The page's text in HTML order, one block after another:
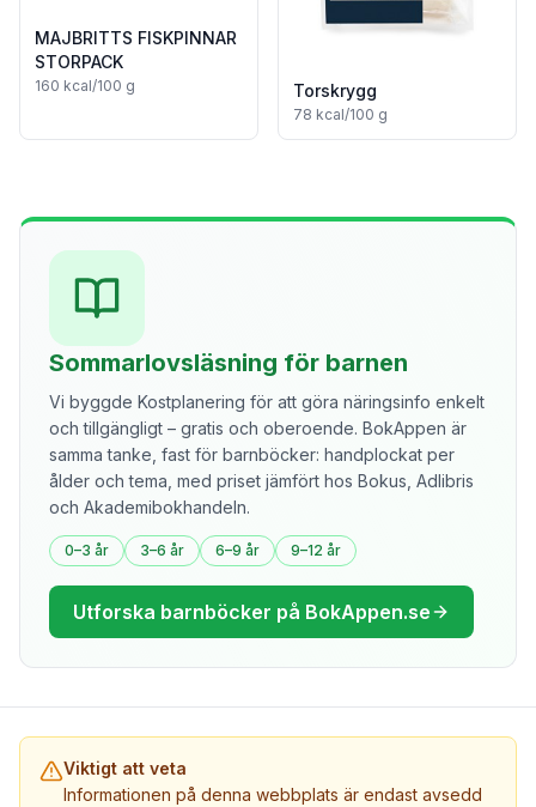
MAJBRITTS FISKPINNAR
STORPACK
160 kcal/100 g Torskrygg
78 kcal/100 g
Sommarlovsläsning för barnen
Vi byggde Kostplanering för att göra näringsinfo enkelt
och tillgängligt – gratis och oberoende. BokAppen är
samma tanke, fast för barnböcker: handplockat per
ålder och tema, med priset jämfört hos Bokus, Adlibris
och Akademibokhandeln.
0–3 år 3–6 år 6–9 år 9–12 år
Utforska barnböcker på BokAppen.se
Viktigt att veta
Informationen på denna webbplats är endast avsedd